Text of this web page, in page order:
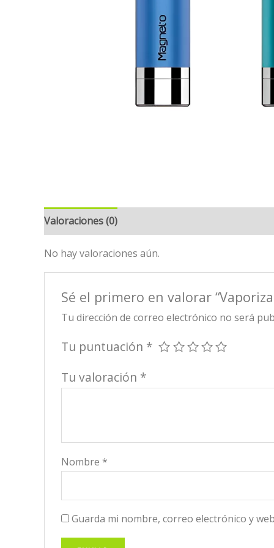
Valoraciones (0)
No hay valoraciones aún.
Sé el primero en valorar
Tu dirección de correo electrónico no será
Tu puntuación *
Tu valoración *
Nombre *
Guarda mi nombre, correo electrónico y